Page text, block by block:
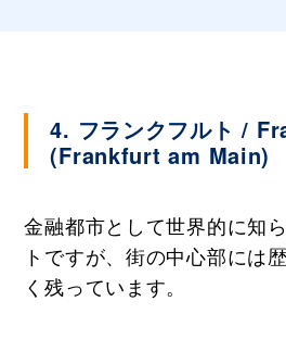
4. フランクフルト /
(Frankfurt am Main)
金融都市として世界的に知
トですが、街の中心部には
く残っています。